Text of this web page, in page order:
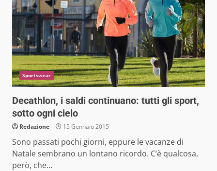
Sportswear
Decathlon, i saldi continuano: tutti gli sport,
sotto ogni cielo
Redazione 15 Gennaio 2015
Sono passati pochi giorni, eppure le vacanze di
Natale sembrano un lontano ricordo. C’è qualcosa,
però, che...